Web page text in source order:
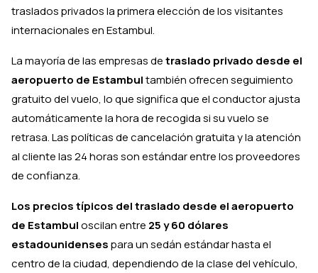
traslados privados la primera elección de los visitantes
internacionales en Estambul.
La mayoría de las empresas detraslado privado desde el
aeropuerto de Estambultambién ofrecen seguimiento
gratuito del vuelo, lo que significa que el conductor ajusta
automáticamente la hora de recogida si su vuelo se
retrasa. Las políticas de cancelación gratuita y la atención
al cliente las 24 horas son estándar entre los proveedores
de confianza.
Los precios típicos del traslado desde el aeropuerto
de Estambuloscilan entre 25 y 60 dólares
estadounidensespara un sedán estándar hasta el
centro de la ciudad, dependiendo de la clase del vehículo,